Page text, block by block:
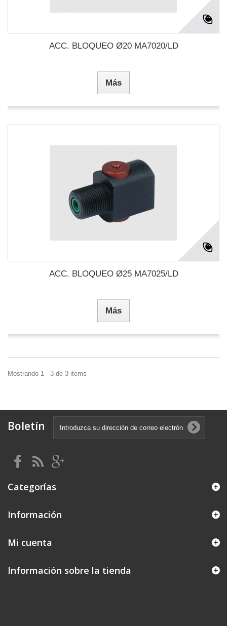
ACC. BLOQUEO Ø20 MA7020/LD
Más
ACC. BLOQUEO Ø25 MA7025/LD
Más
Mostrando 1 - 3 de 3 items
Boletín
Categorías
Información
Mi cuenta
Información sobre la tienda